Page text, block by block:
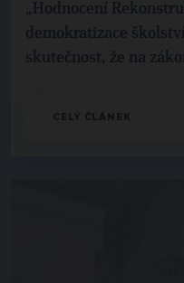
„Hodnocení
demokratizace
skutečnost, že na
CELÝ ČLÁNEK